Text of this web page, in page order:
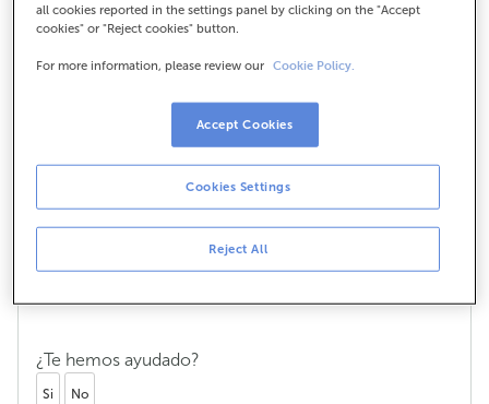
Que é SOFia, o chat con IA xenerativa,
e como funciona?
O noso novo chat con IA xenerativa é unha
ferramenta avanzada que utiliza intelixencia artificial
xenerativa para responder as túas preguntas e guiarte
o mellor posible cunha linguaxe próxima e coloquial.
con toda a información que posúe da nosa web e
está dispoñible as 24 horas do día, todos os días da
¿Te hemos ayudado?
Si No
all cookies reported in the settings panel by clicking on the "Accept
cookies" or "Reject cookies" button.
For more information, please review our Cookie Policy.
Reject All
Cookies Settings
Accept Cookies